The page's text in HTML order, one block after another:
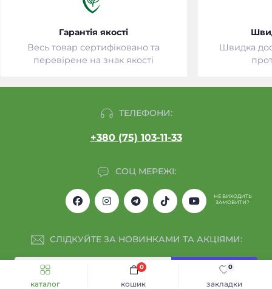
каталог закладки
0
кошик
0
Гарантія якості
Весь товар сертифіковано та
перевірене на знак якості
Швидка
ТЕЛЕФОНИ:
+380 (75) 103-11-33
СОЦ МЕРЕЖІ:
СЛІДКУЙТЕ ЗА НОВИНКАМИ ТА АКЦІЯМИ:
Підпишіться
НЕ ВИХОДИТЬ
ЗАМОВИТИ?